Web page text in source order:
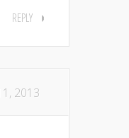
REPLY
2013